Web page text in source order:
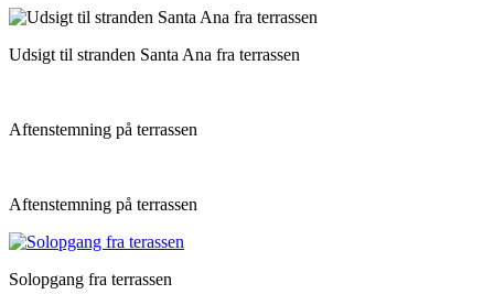
Udsigt til stranden Santa Ana fra terrassen
Aftenstemning på terrassen
Aftenstemning på terrassen
Solopgang fra terrassen